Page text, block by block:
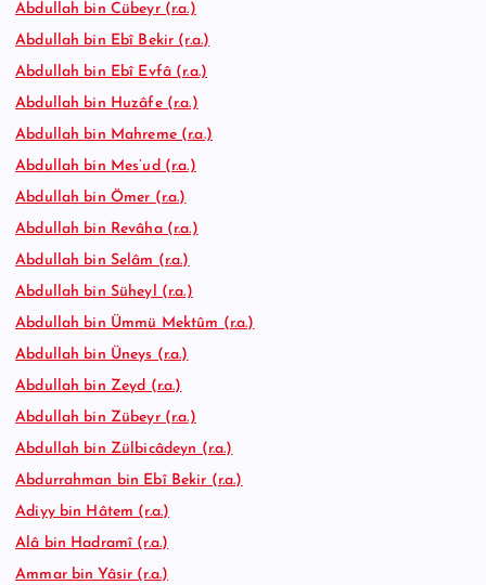
Abdullah bin Cübeyr (r.a.)
Abdullah bin Ebî Bekir (r.a.)
Abdullah bin Ebî Evfâ (r.a.)
Abdullah bin Huzâfe (r.a.)
Abdullah bin Mahreme (r.a.)
Abdullah bin Mes’ud (r.a.)
Abdullah bin Ömer (r.a.)
Abdullah bin Revâha (r.a.)
Abdullah bin Selâm (r.a.)
Abdullah bin Süheyl (r.a.)
Abdullah bin Ümmü Mektûm (r.a.)
Abdullah bin Üneys (r.a.)
Abdullah bin Zeyd (r.a.)
Abdullah bin Zübeyr (r.a.)
Abdullah bin Zülbicâdeyn (r.a.)
Abdurrahman bin Ebî Bekir (r.a.)
Adiyy bin Hâtem (r.a.)
Alâ bin Hadramî (r.a.)
Ammar bin Yâsir (r.a.)